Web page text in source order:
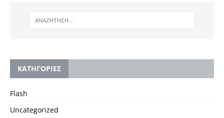
KΑΤΗΓΟΡΙΕΣ
Flash
Uncategorized